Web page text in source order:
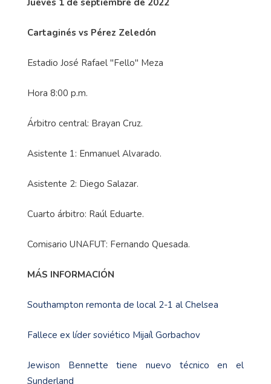
Cartaginés vs Pérez Zeledón
Estadio José Rafael "Fello" Meza
Hora 8:00 p.m.
Árbitro central: Brayan Cruz.
Asistente 1: Enmanuel Alvarado.
Asistente 2: Diego Salazar.
Cuarto árbitro: Raúl Eduarte.
Comisario UNAFUT: Fernando Quesada.
MÁS INFORMACIÓN
Southampton remonta de local 2-1 al Chelsea
Fallece ex líder soviético Mijaíl Gorbachov
Jewison Bennette tiene nuevo técnico en el
Sunderland